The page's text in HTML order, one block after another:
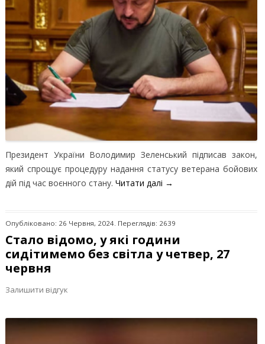
Президент України Володимир Зеленський підписав закон,
який спрощує процедуру надання статусу ветерана бойових
дій під час воєнного стану. Читати далі →
Опубліковано: 26 Червня, 2024. Переглядів: 2639
Стало відомо, у які години
сидітимемо без світла у четвер, 27
червня
Залишити відгук